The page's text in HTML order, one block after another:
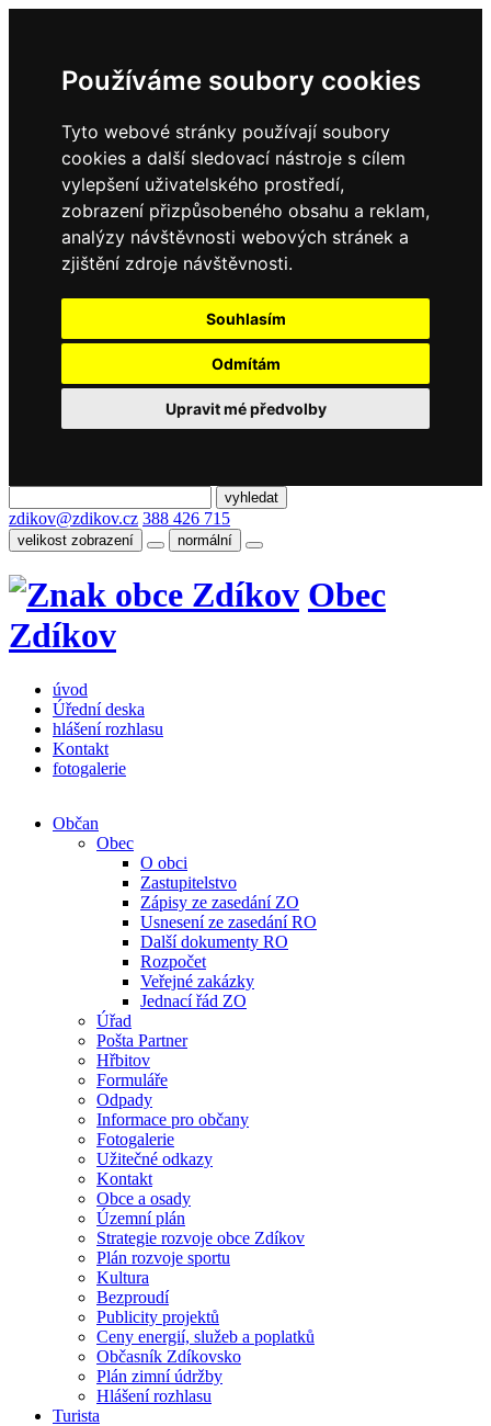
Používáme soubory cookies
Tyto webové stránky používají soubory
cookies a další sledovací nástroje s cílem
vylepšení uživatelského prostředí,
zobrazení přizpůsobeného obsahu a reklam,
analýzy návštěvnosti webových stránek a
zjištění zdroje návštěvnosti.
Souhlasím
Odmítám
Upravit mé předvolby
zdikov@zdikov.cz 388 426 715
velikost zobrazení normální
Obec
Zdíkov
úvod
Úřední deska
hlášení rozhlasu
Kontakt
fotogalerie
Občan
Obec
O obci
Zastupitelstvo
Zápisy ze zasedání ZO
Usnesení ze zasedání RO
Další dokumenty RO
Rozpočet
Veřejné zakázky
Jednací řád ZO
Úřad
Pošta Partner
Hřbitov
Formuláře
Odpady
Informace pro občany
Fotogalerie
Užitečné odkazy
Kontakt
Obce a osady
Územní plán
Strategie rozvoje obce Zdíkov
Plán rozvoje sportu
Kultura
Bezproudí
Publicity projektů
Ceny energií, služeb a poplatků
Občasník Zdíkovsko
Plán zimní údržby
Hlášení rozhlasu
Turista